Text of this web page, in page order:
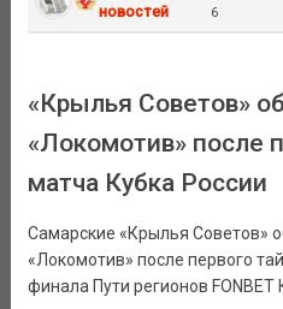
новостей
6
«Крылья Советов»
«Локомотив» после
матча Кубка России
Самарские «Крылья Советов»
«Локомотив» после первого
финала Пути регионов FONBET